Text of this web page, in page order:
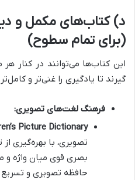
د) کتاب‌های مکمل و
(برای تمام سطوح)
این کتاب‌ها می‌توانند در کنار
گیرند تا یادگیری را غنی‌تر و
فرهنگ لغت‌های تصویری:
Picture Dictionary:
تصویری، با بهره‌گیری از
بصری قوی میان واژه و